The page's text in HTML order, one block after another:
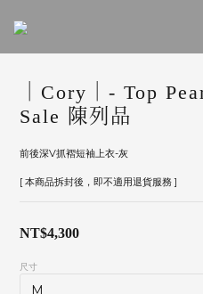
｜Cory｜- Top
Sale 陳列品
前後深V抓褶短袖上衣-灰
[ 本商品拆封後，即不適用退貨服務 ]
NT$4,300
尺寸